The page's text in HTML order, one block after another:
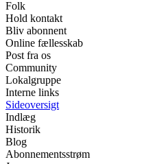
Folk
Hold kontakt
Bliv abonnent
Online fællesskab
Post fra os
Community
Lokalgruppe
Interne links
Sideoversigt
Indlæg
Historik
Blog
Abonnementsstrøm